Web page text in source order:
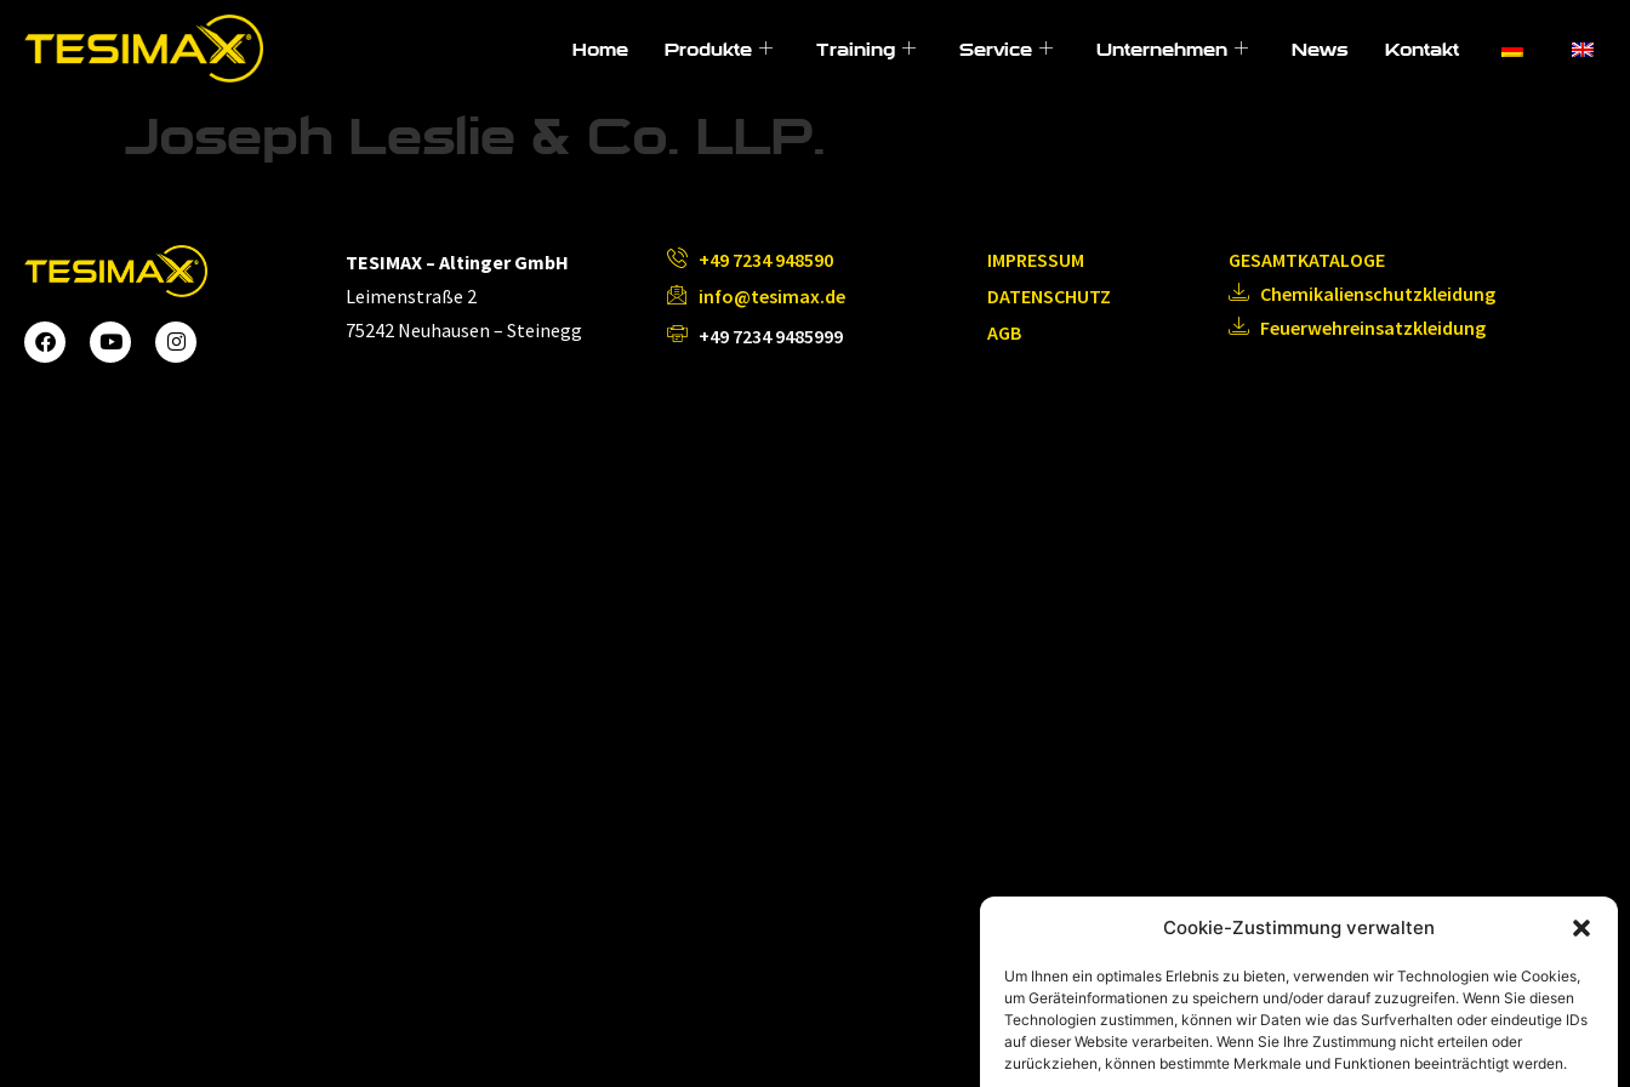
Cookie-Zustimmung verwalten
Um Ihnen ein optimales Erlebnis zu bieten, verwenden wir Technologien wie Cookies,
um Geräteinformationen zu speichern und/oder darauf zuzugreifen. Wenn Sie diesen
Technologien zustimmen, können wir Daten wie das Surfverhalten oder eindeutige IDs
auf dieser Website verarbeiten. Wenn Sie Ihre Zustimmung nicht erteilen oder
zurückziehen, können bestimmte Merkmale und Funktionen beeinträchtigt werden.
Home Produkte Training Service Unternehmen News Kontakt
Joseph Leslie & Co. LLP.
TESIMAX – Altinger GmbH
Leimenstraße 2
75242 Neuhausen – Steinegg
+49 7234 948590
info@tesimax.de
+49 7234 9485999
IMPRESSUM
DATENSCHUTZ
AGB
GESAMTKATALOGE
Chemikalienschutzkleidung
Feuerwehreinsatzkleidung